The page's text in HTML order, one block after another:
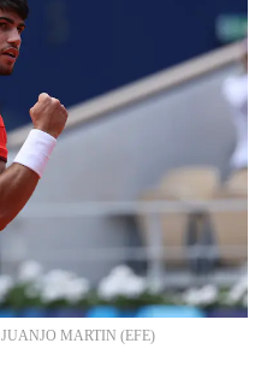
JUANJO MARTIN (EFE)